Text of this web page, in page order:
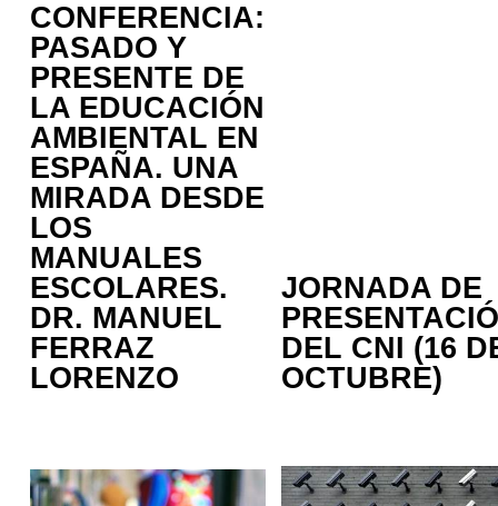
CONFERENCIA:
PASADO Y
PRESENTE DE
LA EDUCACIÓN
AMBIENTAL EN
ESPAÑA. UNA
MIRADA DESDE
LOS
MANUALES
ESCOLARES.
DR. MANUEL
FERRAZ
LORENZO
JORNADA DE
DEL CNI (16
OCTUBRE)